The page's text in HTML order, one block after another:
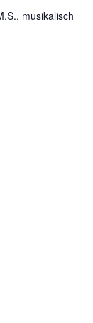
musikalisch